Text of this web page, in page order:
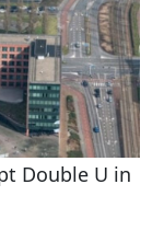
Double U in